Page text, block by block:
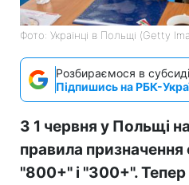
Фото: Українці в Польщі (Getty
Розбираємося в
Підпишись на РБК-
З 1 червня у Польщі
правила призначення
"800+" і "300+".